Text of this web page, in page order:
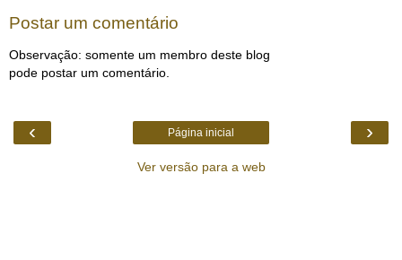
Postar um comentário
Observação: somente um membro deste blog
pode postar um comentário.
‹ ›
Página inicial
Ver versão para a web